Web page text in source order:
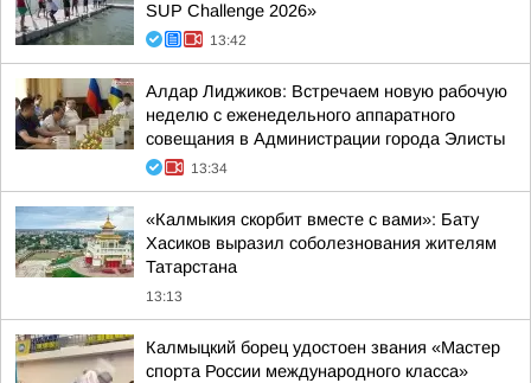
SUP Challenge 2026»
13:42
Алдар Лиджиков: Встречаем новую рабочую
неделю с еженедельного аппаратного
совещания в Администрации города Элисты
13:34
«Калмыкия скорбит вместе с вами»: Бату
Хасиков выразил соболезнования жителям
Татарстана
13:13
Калмыцкий борец удостоен звания «Мастер
спорта России международного класса»